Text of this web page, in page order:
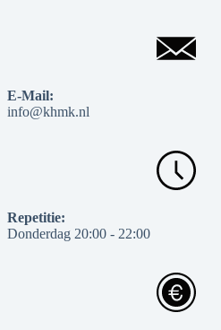
E-Mail:
info@khmk.nl
Repetitie:
Donderdag 20:00 - 22:00